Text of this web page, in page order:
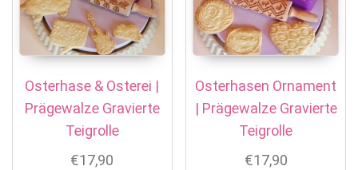
Osterhase & Osterei |
Prägewalze Gravierte
Teigrolle
€17,90
Osterhasen Ornament
| Prägewalze Gravierte
Teigrolle
€17,90